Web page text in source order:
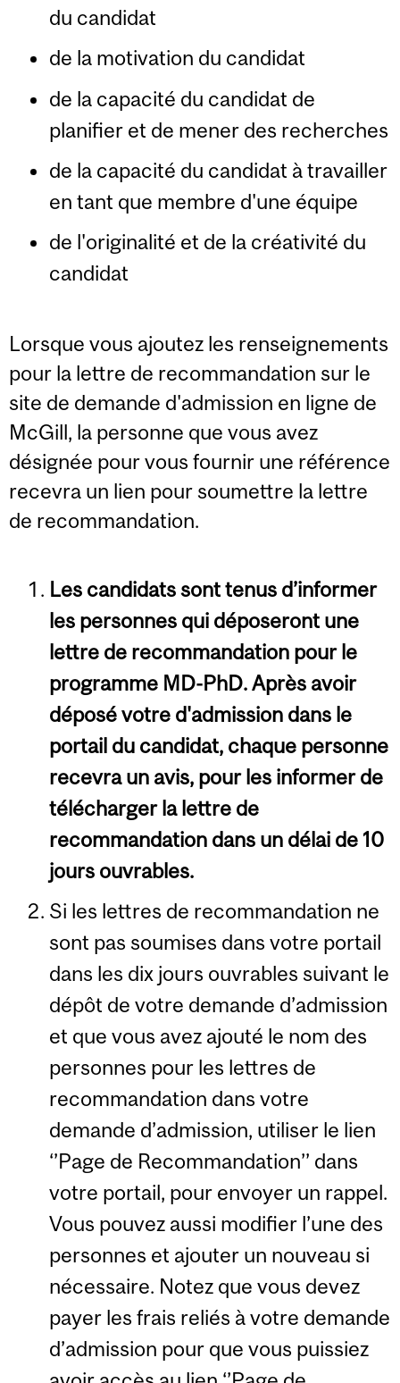
du candidat
de la motivation du candidat
de la capacité du candidat de
planifier et de mener des recherches
de la capacité du candidat à travailler
en tant que membre d'une équipe
de l'originalité et de la créativité du
candidat
Lorsque vous ajoutez les renseignements
pour la lettre de recommandation sur le
site de demande d'admission en ligne de
McGill, la personne que vous avez
désignée pour vous fournir une référence
recevra un lien pour soumettre la lettre
de recommandation.
Les candidats sont tenus d’informer
les personnes qui déposeront une
lettre de recommandation pour le
programme MD-PhD. Après avoir
déposé votred'admission dans le
portail du candidat, chaque personne
recevra un avis, pour les informer de
télécharger la lettre de
recommandation dans un délai de 10
jours ouvrables.
Si les lettres de recommandation ne
sont pas soumises dans votre portail
dans les dix jours ouvrables suivant le
dépôt de votre demande d’admission
et que vous avez ajouté le nom des
personnes pour les lettres de
recommandation dans votre
demande d’admission, utiliser le lien
‘’Page de Recommandation’’ dans
votre portail, pour envoyer un rappel.
Vous pouvez aussi modifier l’une des
personnes et ajouter un nouveau si
nécessaire. Notez que vous devez
payer les frais reliés à votre demande
d’admission pour que vous puissiez